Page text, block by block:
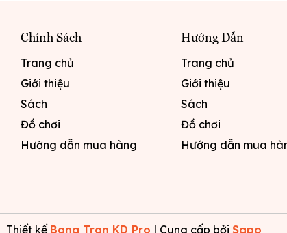
Chính Sách
Trang chủ
Giới thiệu
Sách
Đồ chơi
Hướng dẫn mua hàng
Hướng Dẫn
Trang chủ
Giới thiệu
Sách
Đồ chơi
Hướng dẫn mua
Thiết kế Bang Tran KD Pro | Cung cấp bởi Sapo